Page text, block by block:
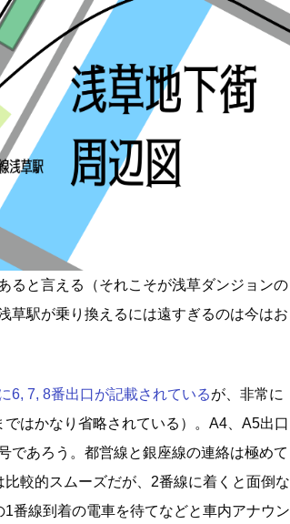
ると言える（それこそが浅草ダンジョンの
草駅が乗り換えるには遠すぎるのは今はお
6, 7, 8番出口が記載されているが、非常に
はかなり省略されている）。A4、A5出口
であろう。都営線と銀座線の連絡は極めて
較的スムーズだが、2番線に着くと面倒な
番線到着の電車を待てなどと車内アナウン